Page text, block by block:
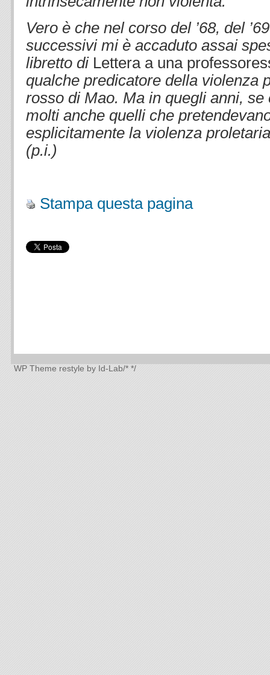
Vero è che nel corso del ’68, del
successivi mi è accaduto assai
libretto di Lettera a una
qualche predicatore della violenza
rosso di Mao. Ma in quegli anni, se
molti anche quelli che
esplicitamente la violenza
(p.i.)
Stampa questa pagina
WP Theme restyle by Id-Lab/* */